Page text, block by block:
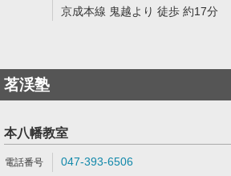
京成本線 鬼越より 徒歩 約17分
茗渓塾
本八幡教室
047-393-6506